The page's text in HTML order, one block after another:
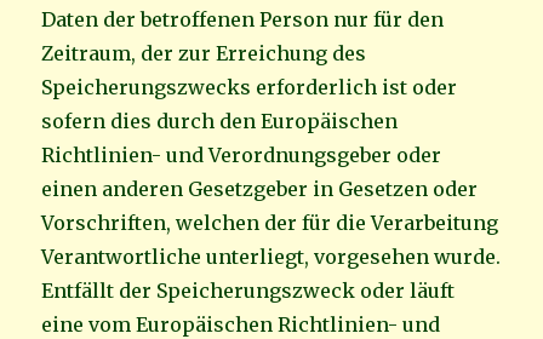
Daten der betroffenen Person nur für den
Zeitraum, der zur Erreichung des
Speicherungszwecks erforderlich ist oder
sofern dies durch den Europäischen
Richtlinien- und Verordnungsgeber oder
einen anderen Gesetzgeber in Gesetzen oder
Vorschriften, welchen der für die Verarbeitung
Verantwortliche unterliegt, vorgesehen wurde.
Entfällt der Speicherungszweck oder läuft
eine vom Europäischen Richtlinien- und